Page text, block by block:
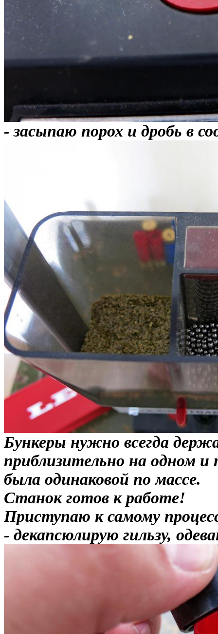
- засыпаю порох и дробь в
Бункеры нужно всегда
приблизительно на одном
была одинаковой по массе.
Станок готов к работе!
Приступаю к самому
- декапсюлирую гильзу,